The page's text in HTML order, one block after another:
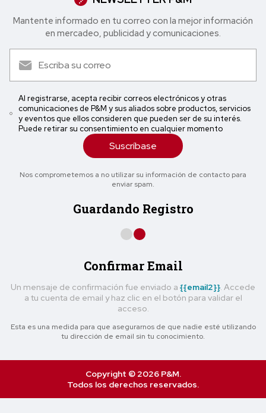
Mantente informado en tu correo con la mejor in formación
en mercadeo, publicidad y comunicaciones.
Al registrarse, acepta recibir correos electrónicos y otras
comunicaciones de P&M y sus aliados sobre productos, servicios
y eventos que ellos consideren que pueden ser de su interés.
Puede retirar su consentimiento en cualquier momento
Suscríbase
Nos comprometemos a no utilizar su información de contacto para
enviar spam.
Guardando Registro
Confirmar Email
Un mensaje de confirmación fue enviado a {{email2}}. Accede
a tu cuenta de email y haz clic en el botón para validar el
acceso.
Esta es una medida para que asegurarnos de que nadie esté utilizando
tu dirección de email sin tu conocimiento.
Copyright © 2026 P&M.
Todos los derechos reservados.